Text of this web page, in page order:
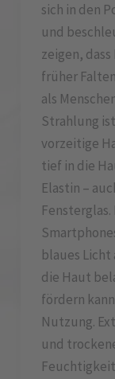
sich in den
und
zeigen,
früher
als
Strahlung
vorzeitige
tief in die
Elastin –
blaues Licht
die Haut
fördern
Nutzung.
und